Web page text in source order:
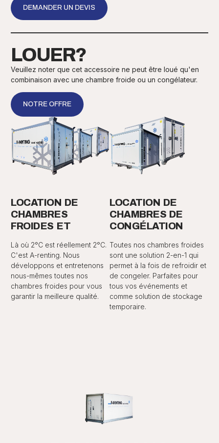
DEMANDER UN DEVIS
NOTRE OFFRE
LOUER?
Veuillez noter que cet accessoire ne peut être loué qu'en
combinaison avec une chambre froide ou un congélateur.
LOCATION DE
CHAMBRES
FROIDES ET
Là où 2°C est réellement 2°C.
C'est A-renting. Nous
développons et entretenons
nous-mêmes toutes nos
chambres froides pour vous
garantir la meilleure qualité.
LOCATION DE
CHAMBRES DE
CONGÉLATION
Toutes nos chambres froides
sont une solution 2-en-1 qui
permet à la fois de refroidir et
de congeler. Parfaites pour
tous vos événements et
comme solution de stockage
temporaire.